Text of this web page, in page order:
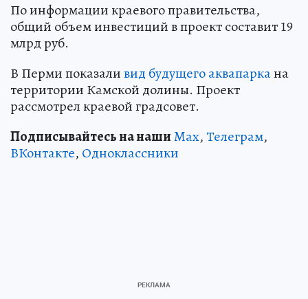
По информации краевого правительства,
общий объем инвестиций в проект составит 19
млрд руб.
В Перми показаливид будущего аквапаркана
территории Камской долины. Проект
рассмотрел краевой градсовет.
Подписывайтесь на нашиMax,Телеграм,
ВКонтакте, Одноклассники